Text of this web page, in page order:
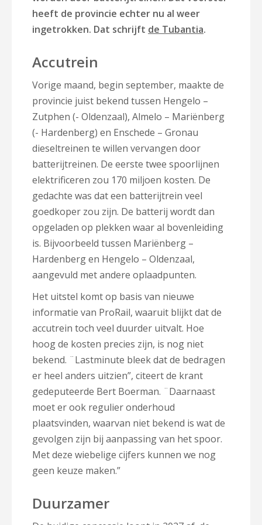
heeft de provincie echter nu al weer
ingetrokken. Dat schrijft de Tubantia.
Accutrein
Vorige maand, begin september, maakte de
provincie juist bekend tussen Hengelo –
Zutphen (- Oldenzaal), Almelo – Mariënberg
(- Hardenberg) en Enschede – Gronau
dieseltreinen te willen vervangen door
batterijtreinen. De eerste twee spoorlijnen
elektrificeren zou 170 miljoen kosten. De
gedachte was dat een batterijtrein veel
goedkoper zou zijn. De batterij wordt dan
opgeladen op plekken waar al bovenleiding
is. Bijvoorbeeld tussen Mariënberg –
Hardenberg en Hengelo – Oldenzaal,
aangevuld met andere oplaadpunten.
Het uitstel komt op basis van nieuwe
informatie van ProRail, waaruit blijkt dat de
accutrein toch veel duurder uitvalt. Hoe
hoog de kosten precies zijn, is nog niet
bekend. ¨Lastminute bleek dat de bedragen
er heel anders uitzien”, citeert de krant
gedeputeerde Bert Boerman. ¨Daarnaast
moet er ook regulier onderhoud
plaatsvinden, waarvan niet bekend is wat de
gevolgen zijn bij aanpassing van het spoor.
Met deze wiebelige cijfers kunnen we nog
geen keuze maken.”
Duurzamer